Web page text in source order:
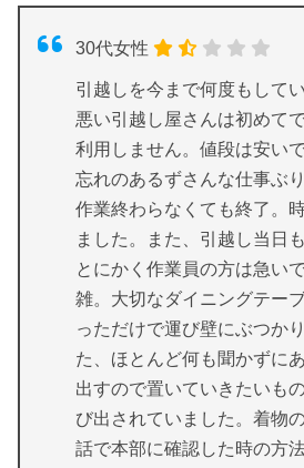
30代女性
引越しを今まで何度もして
悪い引越し屋さんは初めて
利用しません。値段は安い
忘れのあるずさんな仕事ぶ
作業終わらなくても終了。
ました。また、引越し当日
とにかく作業員の方は急い
雑。大切なダイニングテー
っただけで運び壁にぶつか
た、ほとんど何も聞かずに
出すので置いていきたいも
び出されていました。着物
話で本部に確認した時の方